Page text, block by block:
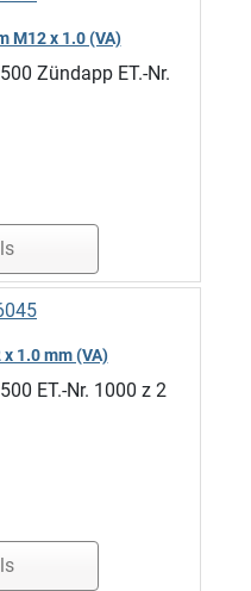
M12 x 1.0 (VA)
Zündapp ET.-Nr.
1.0 mm (VA)
ET.-Nr. 1000 z 2